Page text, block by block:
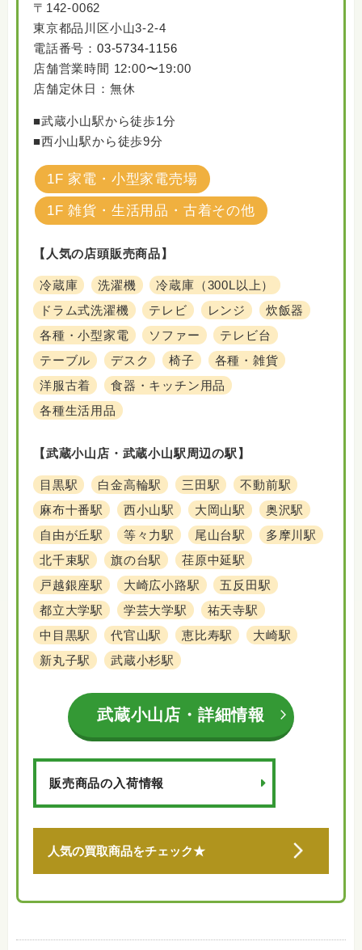
〒142-0062
東京都品川区小山3-2-4
電話番号： 03-5734-1156
店舗営業時間 12:00〜19:00
店舗定休日：無休
■武蔵小山駅から徒歩1分
■西小山駅から徒歩9分
1F 家電・小型家電売場
1F 雑貨・生活用品・古着その他
【人気の店頭販売商品】
冷蔵庫 洗濯機
冷蔵庫（300L以上）
ドラム式洗濯機
テレビ レンジ
炊飯器
各種・小型家電
ソファー
テレビ台
テーブル
デスク 椅子
各種・雑貨
洋服古着
食器・キッチン用品
各種生活用品
【武蔵小山店・武蔵小山駅周辺の駅】
目黒駅 白金高輪駅 三田駅
不動前駅
麻布十番駅
西小山駅 大岡山駅
奥沢駅
自由が丘駅
等々力駅 尾山台駅
多摩川駅
北千束駅
旗の台駅
荏原中延駅
戸越銀座駅
大崎広小路駅
五反田駅
都立大学駅
学芸大学駅
祐天寺駅
中目黒駅
代官山駅 恵比寿駅
大崎駅
新丸子駅
武蔵小杉駅
武蔵小山店・詳細情報
販売商品の入荷情報
人気の買取商品をチェック★
プラチナ
チケット・金券 骨董・美術品
閉じる